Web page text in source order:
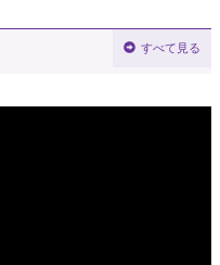
すべて見る